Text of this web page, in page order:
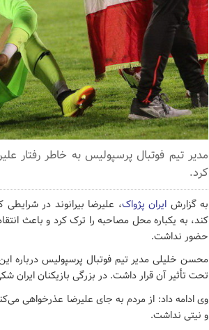
مدیر تیم فوتبال پرسپولیس به خاطر رفتار
کرد.
به گزارش ایران پژواک، علیرضا بیرانوند در
کند، به یکباره محل مصاحبه را ترک کرد و باعث
حضور نداشت.
محسن خلیلی مدیر تیم فوتبال پرسپولیس درباره
تحت تأثیر آن قرار داشت. در بزرگی بازیکنان ایران
وی ادامه داد: از مردم به جای علیرضا عذرخواهی
و نیتی نداشت.